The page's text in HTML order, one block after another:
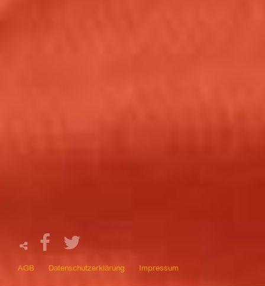
AGB Datenschutzerklärung Impressum